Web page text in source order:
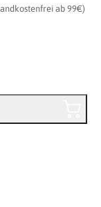
ab 99€)